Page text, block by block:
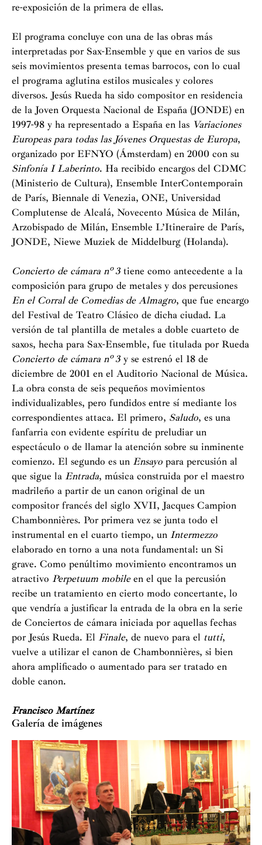
re-exposición de la primera de ellas.
El programa concluye con una de las obras más
interpretadas por Sax-Ensemble y que en varios de sus
seis movimientos presenta temas barrocos, con lo cual
el programa aglutina estilos musicales y colores
diversos. Jesús Rueda ha sido compositor en residencia
de la Joven Orquesta Nacional de España (JONDE) en
1997-98 y ha representado a España en las Variaciones
Europeas para todas las Jóvenes Orquestas de Europa,
organizado por EFNYO (Ámsterdam) en 2000 con su
Sinfonía I Laberinto. Ha recibido encargos del CDMC
(Ministerio de Cultura), Ensemble InterContemporain
de París, Biennale di Venezia, ONE, Universidad
Complutense de Alcalá, Novecento Música de Milán,
Arzobispado de Milán, Ensemble L’Itineraire de París,
JONDE, Niewe Muziek de Middelburg (Holanda).
Concierto de cámara nº 3 tiene como antecedente a la
composición para grupo de metales y dos percusiones
En el Corral de Comedias de Almagro, que fue encargo
del Festival de Teatro Clásico de dicha ciudad. La
versión de tal plantilla de metales a doble cuarteto de
saxos, hecha para Sax-Ensemble, fue titulada por Rueda
Concierto de cámara nº 3 y se estrenó el 18 de
diciembre de 2001 en el Auditorio Nacional de Música.
La obra consta de seis pequeños movimientos
individualizables, pero fundidos entre sí mediante los
correspondientes attaca. El primero, Saludo, es una
fanfarria con evidente espíritu de preludiar un
espectáculo o de llamar la atención sobre su inminente
comienzo. El segundo es un Ensayo para percusión al
que sigue la Entrada, música construida por el maestro
madrileño a partir de un canon original de un
compositor francés del siglo XVII, Jacques Campion
Chambonnières. Por primera vez se junta todo el
instrumental en el cuarto tiempo, un Intermezzo
elaborado en torno a una nota fundamental: un Si
grave. Como penúltimo movimiento encontramos un
atractivo Perpetuum mobileen el que la percusión
recibe un tratamiento en cierto modo concertante, lo
que vendría a justificar la entrada de la obra en la serie
de Conciertos de cámara iniciada por aquellas fechas
por Jesús Rueda. El Finale, de nuevo para el tutti,
vuelve a utilizar el canon de Chambonnières, si bien
ahora amplificado o aumentado para ser tratado en
doble canon.
Francisco Martínez
Galería de imágenes